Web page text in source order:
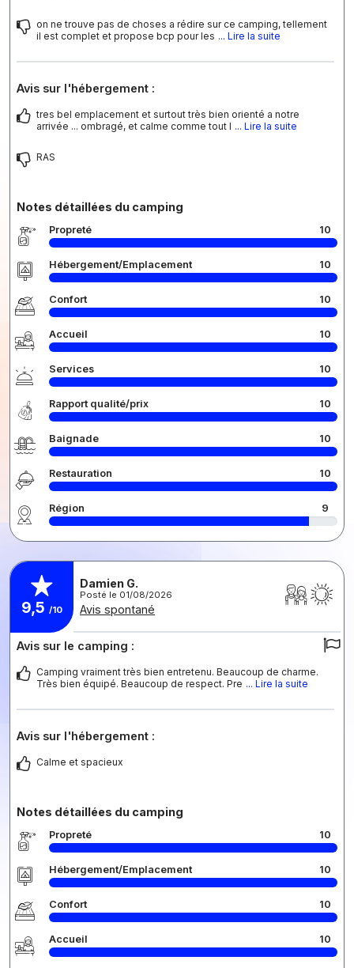
on ne trouve pas de choses a rédire sur ce camping, tellement
il est complet et propose bcp pour les ... Lire la suite
Avis sur l'hébergement :
tres bel emplacement et surtout très bien orienté a notre
arrivée ... ombragé, et calme comme tout l ... Lire la suite
RAS
Notes détaillées du camping
Propreté 10
Hébergement/Emplacement 10
Confort 10
Accueil 10
Services 10
Rapport qualité/prix 10
Baignade 10
Restauration 10
Région 9
9,5 /10
Damien G.
Posté le 01/08/2026
Avis spontané
Avis sur le camping :
Camping vraiment très bien entretenu. Beaucoup de charme.
Très bien équipé. Beaucoup de respect. Pre ... Lire la suite
Avis sur l'hébergement :
Calme et spacieux
Notes détaillées du camping
Propreté 10
Hébergement/Emplacement 10
Confort 10
Accueil 10